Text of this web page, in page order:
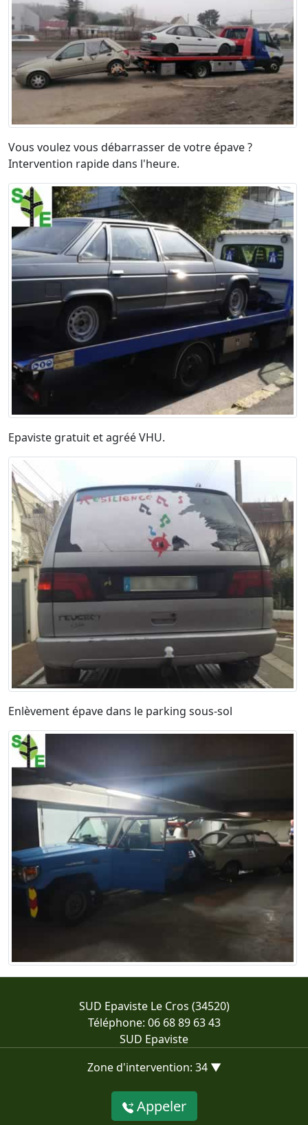
Vous voulez vous débarrasser de votre épave ?
Intervention rapide dans l'heure.
Epaviste gratuit et agréé VHU.
Enlèvement épave dans le parking sous-sol
SUD Epaviste Le Cros (34520)
Téléphone: 06 68 89 63 43
SUD Epaviste
Zone d'intervention: 34 ▼
Appeler